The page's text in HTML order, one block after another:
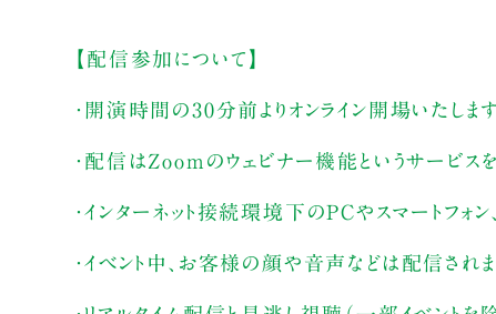
【配信参加について】
・開演時間の30分前よりオンライン開場いたします
・配信はZoomのウェビナー機能というサービス
・インターネット接続環境下のPCやスマートフォ
・イベント中、お客様の顔や音声などは配信され